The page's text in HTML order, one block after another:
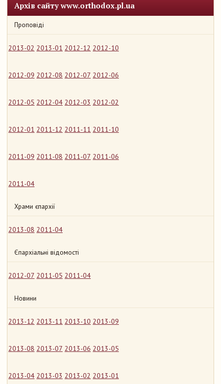
Архів сайту www.orthodox.pl.ua
Проповіді
2013-02 2013-01 2012-12 2012-10
2012-09 2012-08 2012-07 2012-06
2012-05 2012-04 2012-03 2012-02
2012-01 2011-12 2011-11 2011-10
2011-09 2011-08 2011-07 2011-06
2011-04
Храми єпархії
2013-08 2011-04
Єпархіальні відомості
2012-07 2011-05 2011-04
Новини
2013-12 2013-11 2013-10 2013-09
2013-08 2013-07 2013-06 2013-05
2013-04 2013-03 2013-02 2013-01